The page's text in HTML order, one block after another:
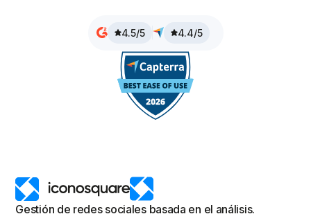
4.5/5 4.4/5
Gestión de redes sociales basada en el análisis.